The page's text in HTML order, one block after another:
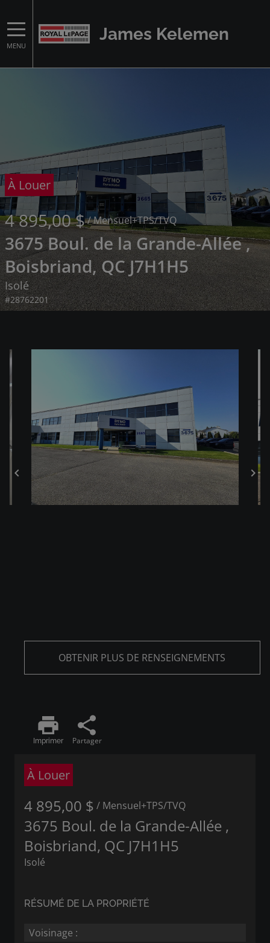
MENU
James Kelemen
À Louer
4 895,00 $/ Mensuel+TPS/TVQ
3675 Boul. de la Grande-Allée ,
Boisbriand, QC J7H1H5
Isolé
#28762201
chevron_left chevron_right
OBTENIR PLUS DE RENSEIGNEMENTS
print
Imprimer
share
Partager
À Louer
4 895,00 $ / Mensuel+TPS/TVQ
3675 Boul. de la Grande-Allée ,
Boisbriand, QC J7H1H5
Isolé
RÉSUMÉ DE LA PROPRIÉTÉ
Voisinage :